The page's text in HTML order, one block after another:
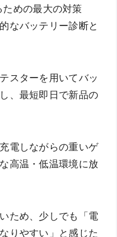
めの最大の対策
なバッテリー診断と
スターを用いてバッ
、最短即日で新品の
電しながらの重いゲ
高温・低温環境に放
ため、少しでも「電
りやすい」と感じた